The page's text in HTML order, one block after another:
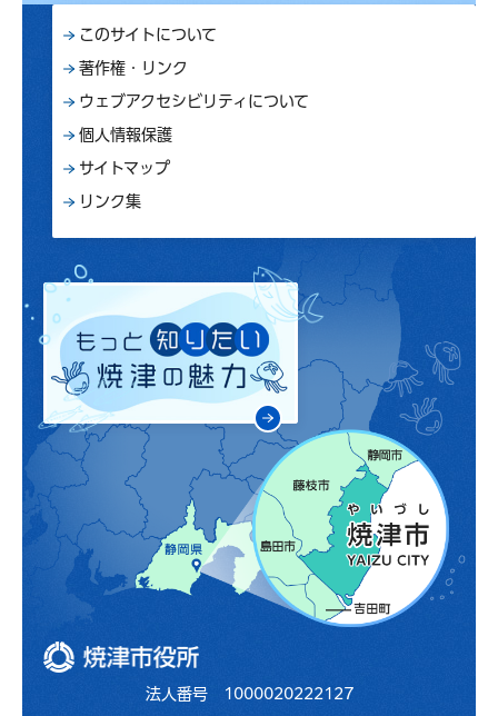
このサイトについて
著作権・リンク
ウェブアクセシビリティについて
個人情報保護
サイトマップ
リンク集
焼津市役所
法人番号 1000020222127